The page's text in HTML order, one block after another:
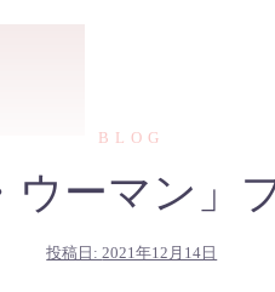
BLOG
ウーマン」
投稿日:2021年12月14日